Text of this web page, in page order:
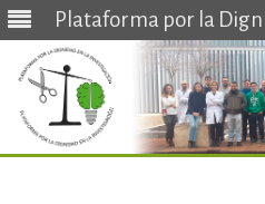
Plataforma por la